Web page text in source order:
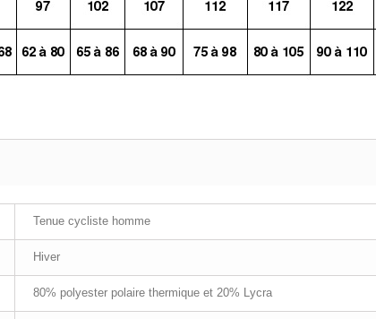
Tenue cycliste homme
Hiver
80% polyester polaire thermique et 20% Lycra